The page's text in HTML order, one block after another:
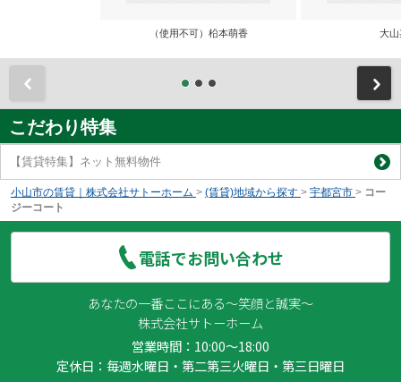
（使用不可）柗本萌香 大山
こだわり特集
【賃貸特集】ネット無料物件
小山市の賃貸｜株式会社サトーホーム > (賃貸)地域から探す > 宇都宮市 > コー
ジーコート
電話でお問い合わせ
あなたの一番ここにある～笑顔と誠実～
株式会社サトーホーム
営業時間：10:00～18:00
定休日：毎週水曜日・第二第三火曜日・第三日曜日